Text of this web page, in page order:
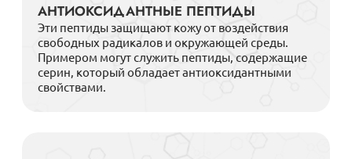
АНТИОКСИДАНТНЫЕ ПЕПТИДЫ
Эти пептиды защищают кожу от воздействия
свободных радикалов и окружающей среды.
Примером могут служить пептиды, содержащие
серин, который обладает антиоксидантными
свойствами.